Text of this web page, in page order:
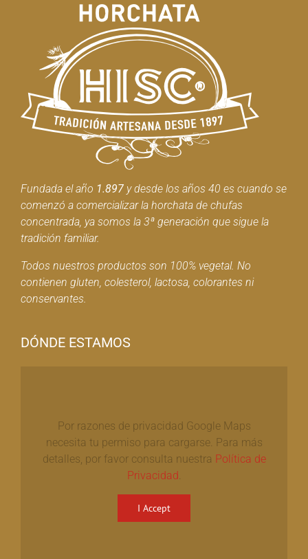
Fundada el año 1.897y desde los años 40 es cuando se
comenzó a comercializar la horchata de chufas
concentrada, ya somos la 3ª generación que sigue la
tradición familiar.
Todos nuestros productos son 100% vegetal. No
contienen gluten, colesterol, lactosa, colorantes ni
conservantes.
DÓNDE ESTAMOS
Por razones de privacidad Google Maps
necesita tu permiso para cargarse. Para más
detalles, por favor consulta nuestra Política de
Privacidad
I Accept